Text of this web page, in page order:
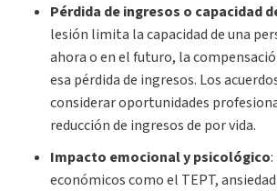
Pérdida de ingresos o capacidad
lesión limita la capacidad de una
ahora o en el futuro, la
esa pérdida de ingresos. Los
considerar oportunidades
reducción de ingresos de por vida.
Impacto emocional y psicológico:
económicos como el TEPT,